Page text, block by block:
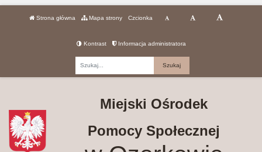
Strona główna Mapa strony Czcionka
Kontrast Informacja administratora
Miejski Ośrodek
Pomocy Społecznej